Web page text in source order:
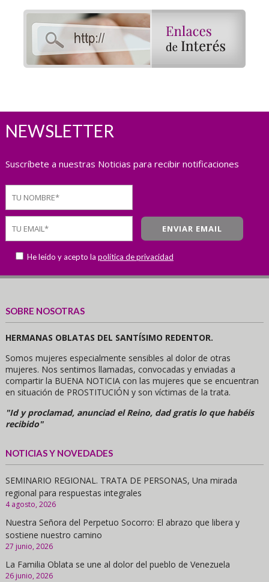
NEWSLETTER
Suscríbete a nuestras Noticias para recibir notificaciones
He leído y acepto la política de privacidad
SOBRE NOSOTRAS
HERMANAS OBLATAS DEL SANTÍSIMO REDENTOR.
Somos mujeres especialmente sensibles al dolor de otras
mujeres. Nos sentimos llamadas, convocadas y enviadas a
compartir la BUENA NOTICIA con las mujeres que se encuentran
en situación de PROSTITUCIÓN y son víctimas de la trata.
"Id y proclamad, anunciad el Reino, dad gratis lo que habéis
recibido"
NOTICIAS Y NOVEDADES
SEMINARIO REGIONAL. TRATA DE PERSONAS, Una mirada
regional para respuestas integrales
4 agosto, 2026
Nuestra Señora del Perpetuo Socorro: El abrazo que libera y
sostiene nuestro camino
27 junio, 2026
La Familia Oblata se une al dolor del pueblo de Venezuela
26 junio, 2026